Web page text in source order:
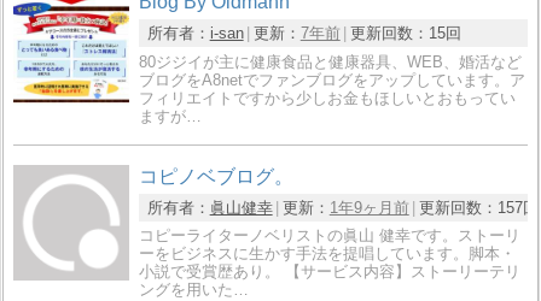
所有者： i-san 更新： 7年前 更新回数： 15回
80ジジイが主に健康食品と健康器具、WEB、婚活など
ブログをA8netでファンブログをアップしています。ア
フィリエイトですから少しお金もほしいとおもってい
ますが…
コピノベブログ。
所有者： 眞山健幸 更新： 1年9ヶ月前 更新回数： 157回
コピーライターノベリストの眞山 健幸です。ストーリ
ーをビジネスに生かす手法を提唱しています。脚本・
小説で受賞歴あり。 【サービス内容】ストーリーテリ
ングを用いた…